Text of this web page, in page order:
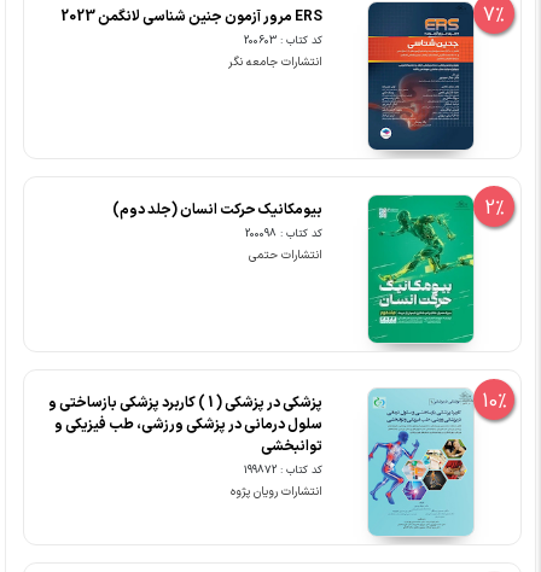
7% ERS مرور آزمون جنین شناسی لانگمن 2023
کد کتاب : 200603
انتشارات جامعه نگر
2% بیومکانیک حرکت انسان (جلد دوم)
کد کتاب : 200098
انتشارات حتمی
10%
پزشکی در پزشکی ( 1 ) کاربرد پزشکی بازساختی و
سلول درمانی در پزشکی ورزشی، طب فیزیکی و
توانبخشی
کد کتاب : 199872
انتشارات رویان پژوه